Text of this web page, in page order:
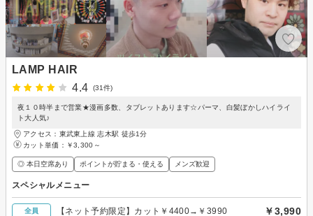
LAMP HAIR
4.4
(31件)
夜１０時半まで営業★漫画多数、タブレットあります☆パーマ、白髪ぼかしハイライ
ト大人気♪
アクセス：東武東上線 志木駅 徒歩1分
カット単価： ￥3,300～
◎ 本日空席あり ポイントが貯まる・使える メンズ歓迎
スペシャルメニュー
全員 【ネット予約限定】カット￥4400→￥3990 ￥3,990